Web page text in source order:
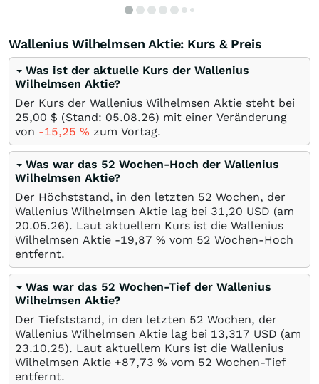
Wallenius Wilhelmsen Aktie: Kurs & Preis
Was ist der aktuelle Kurs der Wallenius
Wilhelmsen Aktie?
Der Kurs der Wallenius Wilhelmsen Aktie steht bei
25,00 $ (Stand: 05.08.26) mit einer Veränderung
von -15,25 % zum Vortag.
Was war das 52 Wochen-Hoch der Wallenius
Wilhelmsen Aktie?
Der Höchststand, in den letzten 52 Wochen, der
Wallenius Wilhelmsen Aktie lag bei 31,20 USD (am
20.05.26). Laut aktuellem Kurs ist die Wallenius
Wilhelmsen Aktie -19,87 % vom 52 Wochen-Hoch
entfernt.
Was war das 52 Wochen-Tief der Wallenius
Wilhelmsen Aktie?
Der Tiefststand, in den letzten 52 Wochen, der
Wallenius Wilhelmsen Aktie lag bei 13,317 USD (am
23.10.25). Laut aktuellem Kurs ist die Wallenius
Wilhelmsen Aktie +87,73 % vom 52 Wochen-Tief
entfernt.